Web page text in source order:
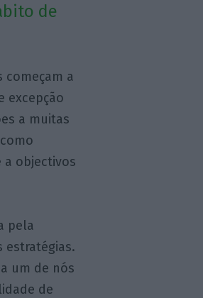
de
começam a
excepção
a muitas
a objectivos
pela
estratégias.
um de nós
de